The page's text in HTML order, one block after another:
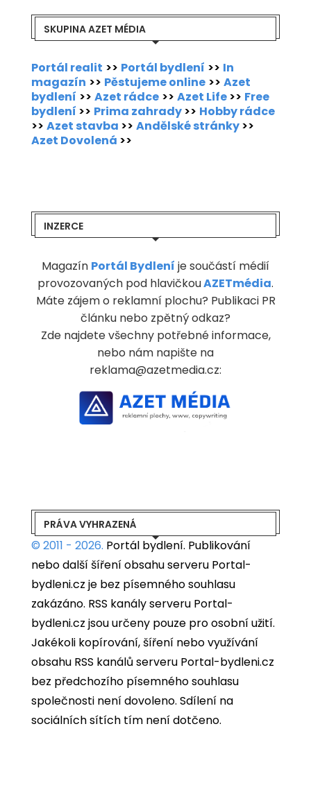
SKUPINA AZET MÉDIA
Portál realit >> Portál bydlení >> In
magazín >> Pěstujeme online >> Azet
bydlení >> Azet rádce >> Azet Life>> Free
bydlení >> Prima zahrady>> Hobby rádce
>> Azet stavba >> Andělské stránky>>
Azet Dovolená >>
INZERCE
Magazín Portál Bydlení je součástí médií
provozovaných pod hlavičkouAZETmédia.
Máte zájem o reklamní plochu? Publikaci PR
článku nebo zpětný odkaz?
Zde najdete všechny potřebné informace,
nebo nám napište na
reklama@azetmedia.cz:
PRÁVA VYHRAZENÁ
© 2011 - 2026. Portál bydlení. Publikování
nebo další šíření obsahu serveru Portal-
bydleni.cz je bez písemného souhlasu
zakázáno. RSS kanály serveru Portal-
bydleni.cz jsou určeny pouze pro osobní užití.
Jakékoli kopírování, šíření nebo využívání
obsahu RSS kanálů serveru Portal-bydleni.cz
bez předchozího písemného souhlasu
společnosti není dovoleno. Sdílení na
sociálních sítích tím není dotčeno.